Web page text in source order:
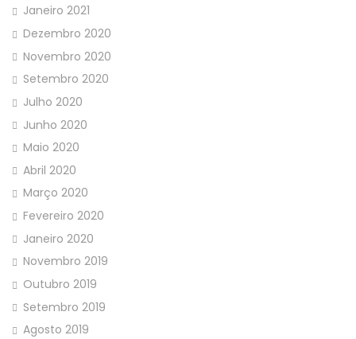
Janeiro 2021
Dezembro 2020
Novembro 2020
Setembro 2020
Julho 2020
Junho 2020
Maio 2020
Abril 2020
Março 2020
Fevereiro 2020
Janeiro 2020
Novembro 2019
Outubro 2019
Setembro 2019
Agosto 2019